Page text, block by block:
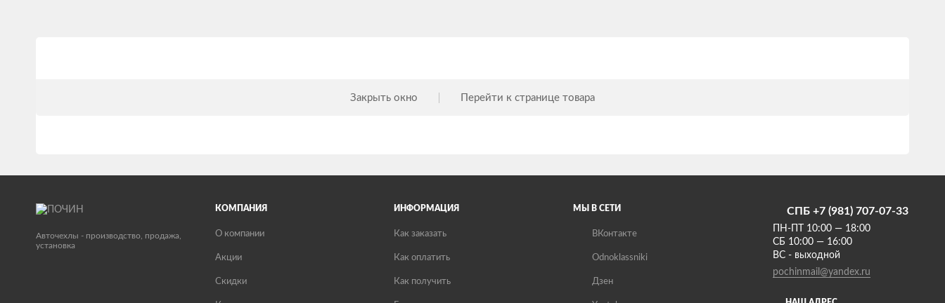
Закрыть окно Перейти к странице товара
Авточехлы - производство, продажа,
установка
КОМПАНИЯ
О компании
Акции
Скидки
ИНФОРМАЦИЯ
Как заказать
Как оплатить
Как получить
МЫ В СЕТИ
ВКонтакте
Odnoklassniki
Дзен
СПБ +7 (981) 707-07-33
ПН-ПТ 10:00 — 18:00
СБ 10:00 — 16:00
ВС - выходной
pochinmail@yandex.ru